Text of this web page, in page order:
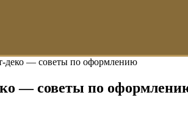
деко — советы по оформлению
— советы по